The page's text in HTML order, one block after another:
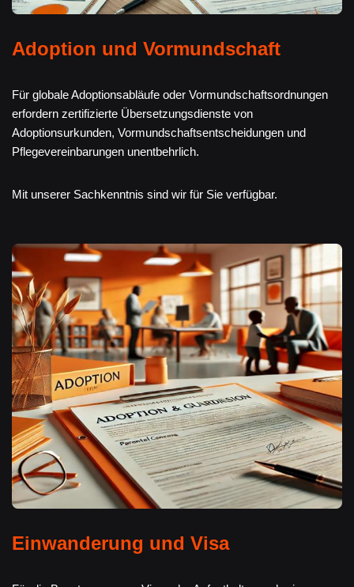
Adoption und Vormundschaft
Für globale Adoptionsabläufe oder Vormundschaftsordnungen
erfordern zertifizierte Übersetzungsdienste von
Adoptionsurkunden, Vormundschaftsentscheidungen und
Pflegevereinbarungen unentbehrlich.
Mit unserer Sachkenntnis sind wir für Sie verfügbar.
Einwanderung und Visa